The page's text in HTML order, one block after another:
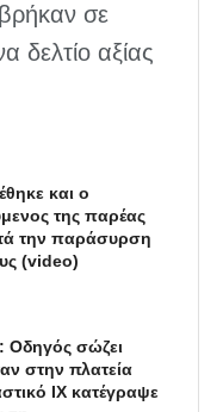
σε
δελτίο αξίας
και ο
της παρέας
την παράσυρση
(video)
Οδηγός σώζει
στην πλατεία
ΙΧ κατέγραψε